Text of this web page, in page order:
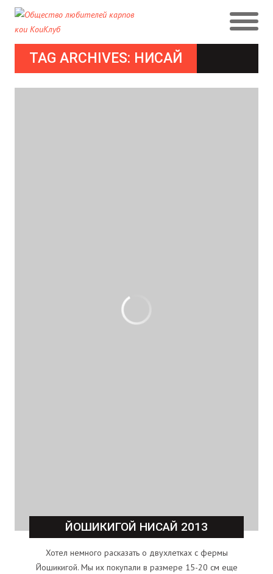
TAG ARCHIVES: НИСАЙ
ЙОШИКИГОЙ НИСАЙ 2013
Хотел немного расказать о двухлетках с фермы
Йошикигой. Мы их покупали в размере 15-20 см еще